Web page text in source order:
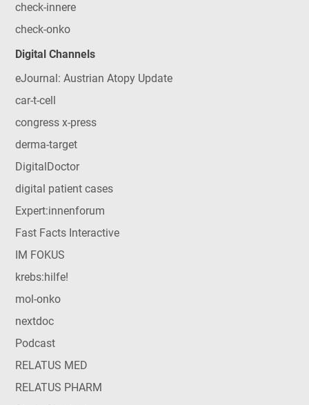
check-innere
check-onko
Digital Channels
eJournal: Austrian Atopy Update
car-t-cell
congress x-press
derma-target
DigitalDoctor
digital patient cases
Expert:innenforum
Fast Facts Interactive
IM FOKUS
krebs:hilfe!
mol-onko
nextdoc
Podcast
RELATUS MED
RELATUS PHARM